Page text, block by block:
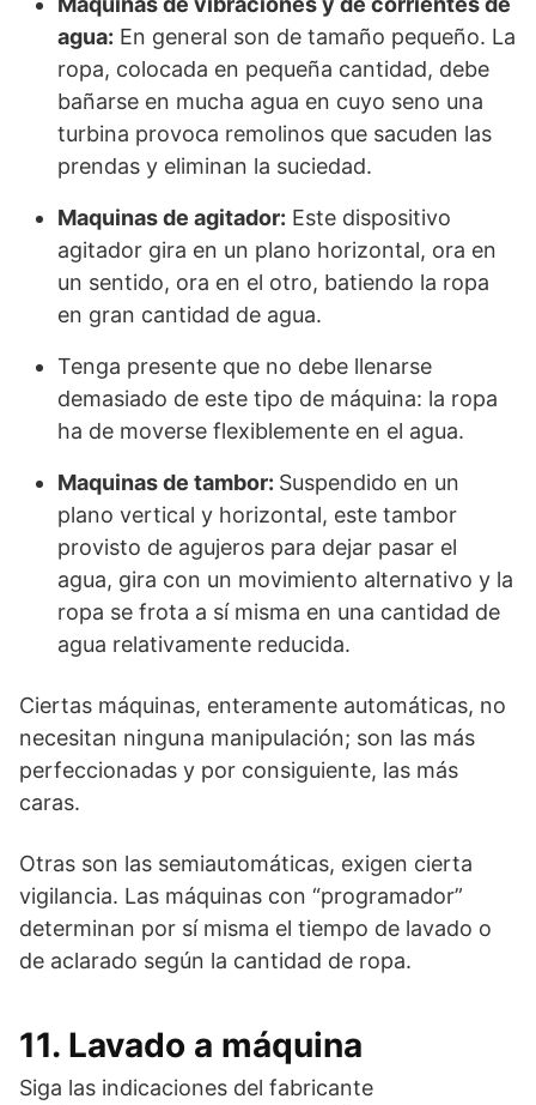
agua: En general son de tamaño pequeño. La
ropa, colocada en pequeña cantidad, debe
bañarse en mucha agua en cuyo seno una
turbina provoca remolinos que sacuden las
prendas y eliminan la suciedad.
Maquinas de agitador: Este dispositivo
agitador gira en un plano horizontal, ora en
un sentido, ora en el otro, batiendo la ropa
en gran cantidad de agua.
Tenga presente que no debe llenarse
demasiado de este tipo de máquina: la ropa
ha de moverse flexiblemente en el agua.
Maquinas de tambor: Suspendido en un
plano vertical y horizontal, este tambor
provisto de agujeros para dejar pasar el
agua, gira con un movimiento alternativo y la
ropa se frota a sí misma en una cantidad de
agua relativamente reducida.
Ciertas máquinas, enteramente automáticas, no
necesitan ninguna manipulación; son las más
perfeccionadas y por consiguiente, las más
caras.
Otras son las semiautomáticas, exigen cierta
vigilancia. Las máquinas con “programador”
determinan por sí misma el tiempo de lavado o
de aclarado según la cantidad de ropa.
11. Lavado a máquina
Siga las indicaciones del fabricante